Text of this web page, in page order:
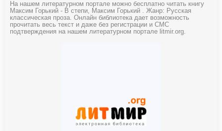
На нашем литературном портале можно бесплатно читать книгу
Максим Горький - В степи, Максим Горький . Жанр: Русская
классическая проза. Онлайн библиотека дает возможность
прочитать весь текст и даже без регистрации и СМС
подтверждения на нашем литературном портале litmir.org.